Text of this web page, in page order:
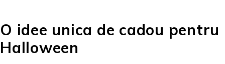
O idee unica de cadou pentru
Halloween